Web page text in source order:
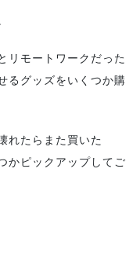
リモートワークだった
るグッズをいくつか購
れたらまた買いた
かピックアップしてご